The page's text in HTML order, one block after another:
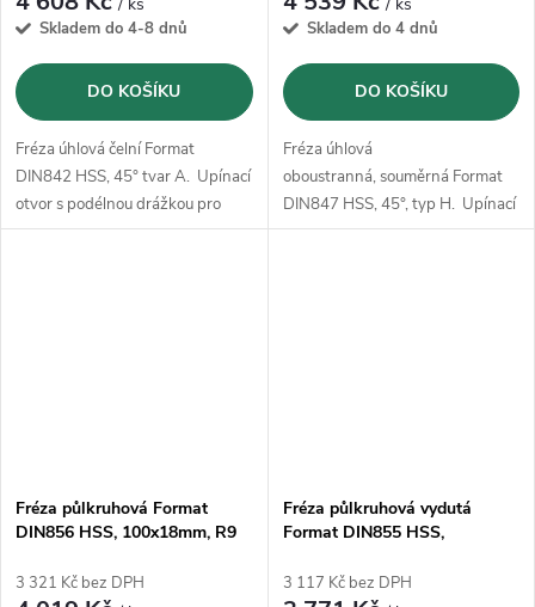
Skladem do 4-8 dnů
DO KOŠÍKU
Fréza úhlová čelní Format
DIN842 HSS, 45° tvar A. Upínací
otvor s podélnou drážkou pro
pero a s příčnou unášecí drážkou
Skladem do 4 dnů
DO KOŠÍKU
Fréza úhlová
oboustranná, souměrná Format
DIN847 HSS, 45°, typ H. Upínací
otvor s podélnou drážkou pro
Fréza půlkruhová Format
DIN856 HSS, 100x18mm, R9
3 321 Kč bez DPH
Fréza půlkruhová vydutá
Format DIN855 HSS,
3 117 Kč bez DPH